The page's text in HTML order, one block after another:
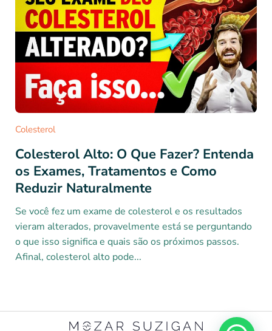
Colesterol
Colesterol Alto: O Que Fazer? Entenda
os Exames, Tratamentos e Como
Reduzir Naturalmente
Se você fez um exame de colesterol e os resultados
vieram alterados, provavelmente está se perguntando
o que isso significa e quais são os próximos passos.
Afinal, colesterol alto pode...